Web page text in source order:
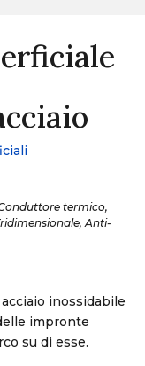
termico,
Anti-
inossidabile
impronte
su di esse.